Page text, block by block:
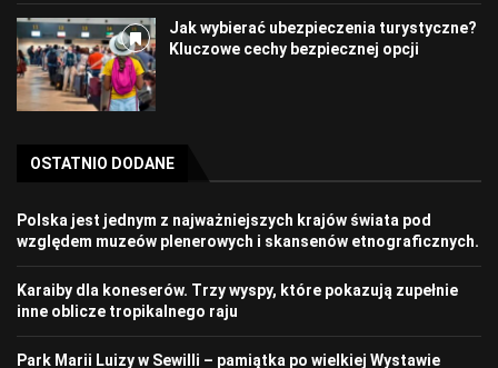
Jak wybierać ubezpieczenia turystyczne?
Kluczowe cechy bezpiecznej opcji
OSTATNIO DODANE
Polska jest jednym z najważniejszych krajów świata pod
względem muzeów plenerowych i skansenów etnograficznych.
Karaiby dla koneserów. Trzy wyspy, które pokazują zupełnie
inne oblicze tropikalnego raju
Park Marii Luizy w Sewilli – pamiątka po wielkiej Wystawie